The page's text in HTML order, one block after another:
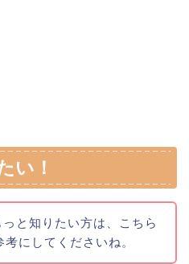
い！
と知りたい方は、こちら
にしてくださいね。